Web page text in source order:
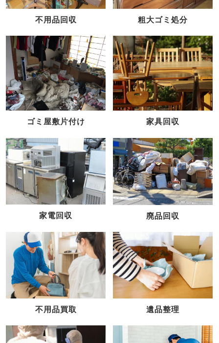
不用品回収 粗大ゴミ処分
ゴミ屋敷片付け 家具回収
家電回収 廃品回収
不用品買取 遺品整理